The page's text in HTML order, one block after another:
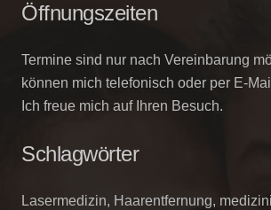
Öffnungszeiten
Termine sind nur nach Vereinbarung
können mich telefonisch oder per E-
Ich freue mich auf Ihren Besuch.
Schlagwörter
Lasermedizin, Haarentfernung,